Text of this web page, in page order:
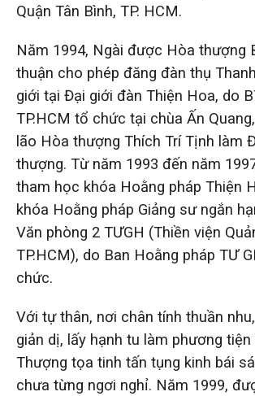
Quận Tân Bình, TP. HCM.
Năm 1994, Ngài được Hòa thượng
thuận cho phép đăng đàn thụ
giới tại Đại giới đàn Thiện Hoa, do
TP.HCM tổ chức tại chùa Ấn
lão Hòa thượng Thích Trí Tịnh làm
thượng. Từ năm 1993 đến năm
tham học khóa Hoằng pháp Thiện
khóa Hoằng pháp Giảng sư ngắn
Văn phòng 2 TƯGH (Thiền viện
TP.HCM), do Ban Hoằng pháp TƯ
chức.
Với tự thân, nơi chân tính thuần
giản dị, lấy hạnh tu làm phương tiện
Thượng tọa tinh tấn tụng kinh bái
chưa từng ngơi nghỉ. Năm 1999,